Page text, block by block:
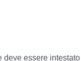
essere